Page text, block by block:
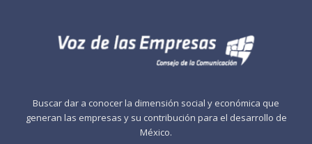
Buscar dar a conocer la dimensión social y económica que
generan las empresas y su contribución para el desarrollo de
México.